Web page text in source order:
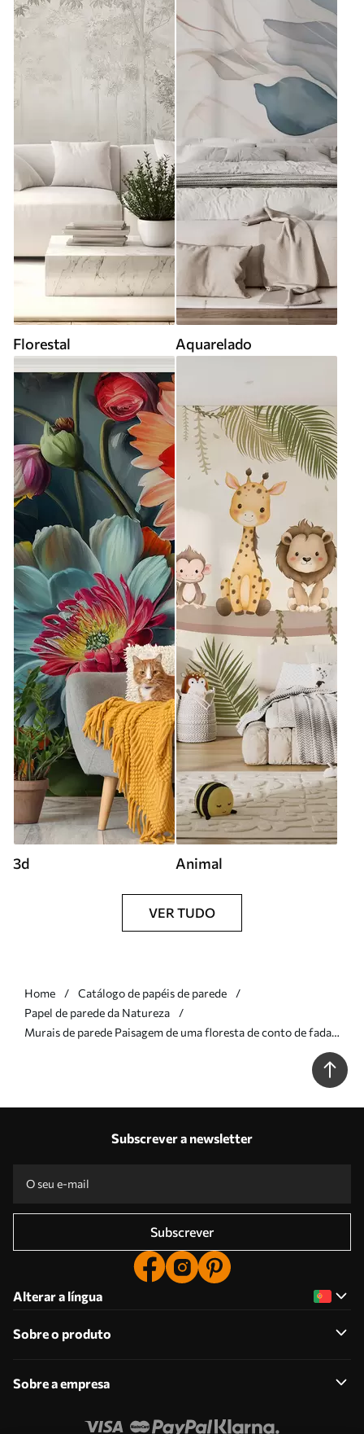
Florestal Aquarelado
3d Animal
VER TUDO
Home
Catálogo de papéis de parede
Papel de parede da Natureza
Murais de parede Paisagem de uma floresta de conto de fadas
numa suave paleta de tons verde-bege, em estilo pictórico Nr.
Subscrever a newsletter
Subscrever
Alterar a língua
Sobre o produto
Sobre a empresa